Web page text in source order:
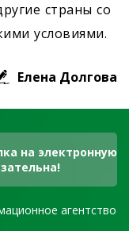
страны со
условиями.
Елена Долгова
на электронную
агентство